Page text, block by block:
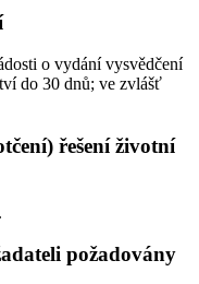
o vydání vysvědčení
do 30 dnů; ve zvlášť
řešení životní
požadovány